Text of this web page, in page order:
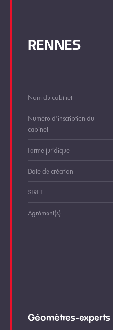
RENNES
Nom du cabinet
Numéro d’inscription du
cabinet
Forme juridique
Date de création
SIRET
Agrément(s)
Géomètres-experts